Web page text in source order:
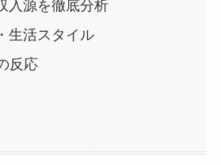
入源を徹底分析
生活スタイル
反応